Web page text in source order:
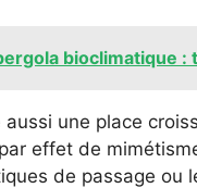
bioclimatique :
aussi une place
effet de
de passage